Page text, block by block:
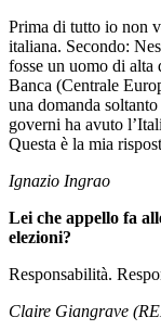
Prima di tutto io non
italiana. Secondo:
fosse un uomo di alta
Banca (Centrale
una domanda
governi ha avuto
Questa è la mia
Ignazio Ingrao
Lei che appello fa
elezioni?
Responsabilità.
Claire Giangrave